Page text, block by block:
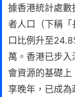
據香港統計處
者人口（下稱「
口比例升至
萬。香港已步
會資源的基礎
享晚年，已成